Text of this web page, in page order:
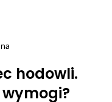
hodowli.
wymogi?